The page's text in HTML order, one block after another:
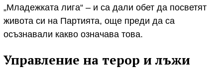
„Младежката лига“ – и са дали обет да посветят
живота си на Партията, още преди да са
осъзнавали какво означава това.
Управление на терор и лъжи